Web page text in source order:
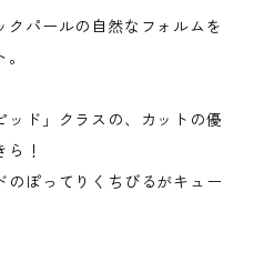
パールの自然なフォルムを
ッド」クラスの、カットの優
！
のぽってりくちびるがキュー